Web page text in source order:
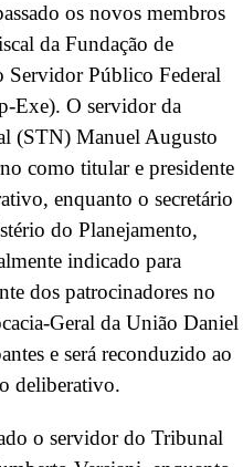
os novos membros
da Fundação de
Servidor Público Federal
Exe). O servidor da
(STN) Manuel Augusto
como titular e presidente
enquanto o secretário
do Planejamento,
indicado para
dos patrocinadores no
Geral da União Daniel
e será reconduzido ao
deliberativo.
o servidor do Tribunal